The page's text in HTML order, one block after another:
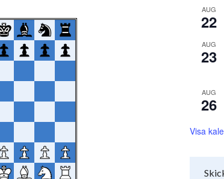
AUG
22
AUG
23
AUG
26
Visa